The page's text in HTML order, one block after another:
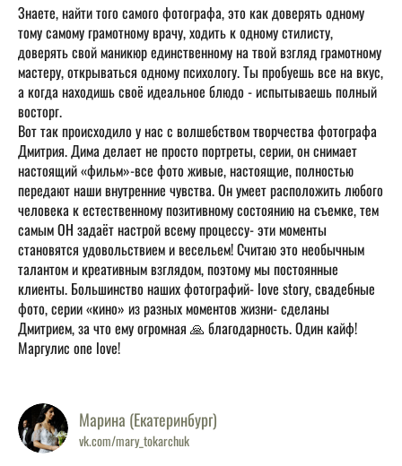
Знаете, найти того самого фотографа, это как доверять одному
тому самому грамотному врачу, ходить к одному стилисту,
доверять свой маникюр единственному на твой взгляд грамотному
мастеру, открываться одному психологу. Ты пробуешь все на вкус,
а когда находишь своё идеальное блюдо - испытываешь полный
восторг.
Вот так происходило у нас с волшебством творчества фотографа
Дмитрия. Дима делает не просто портреты, серии, он снимает
настоящий «фильм»-все фото живые, настоящие, полностью
передают наши внутренние чувства. Он умеет расположить любого
человека к естественному позитивному состоянию на съемке, тем
самым ОН задаёт настрой всему процессу- эти моменты
становятся удовольствием и весельем! Считаю это необычным
талантом и креативным взглядом, поэтому мы постоянные
клиенты. Большинство наших фотографий- love story, свадебные
фото, серии «кино» из разных моментов жизни- сделаны
Дмитрием, за что ему огромная 🙏 благодарность. Один кайф!
Маргулис one love!
Марина (Екатеринбург)
vk.com/mary_tokarchuk